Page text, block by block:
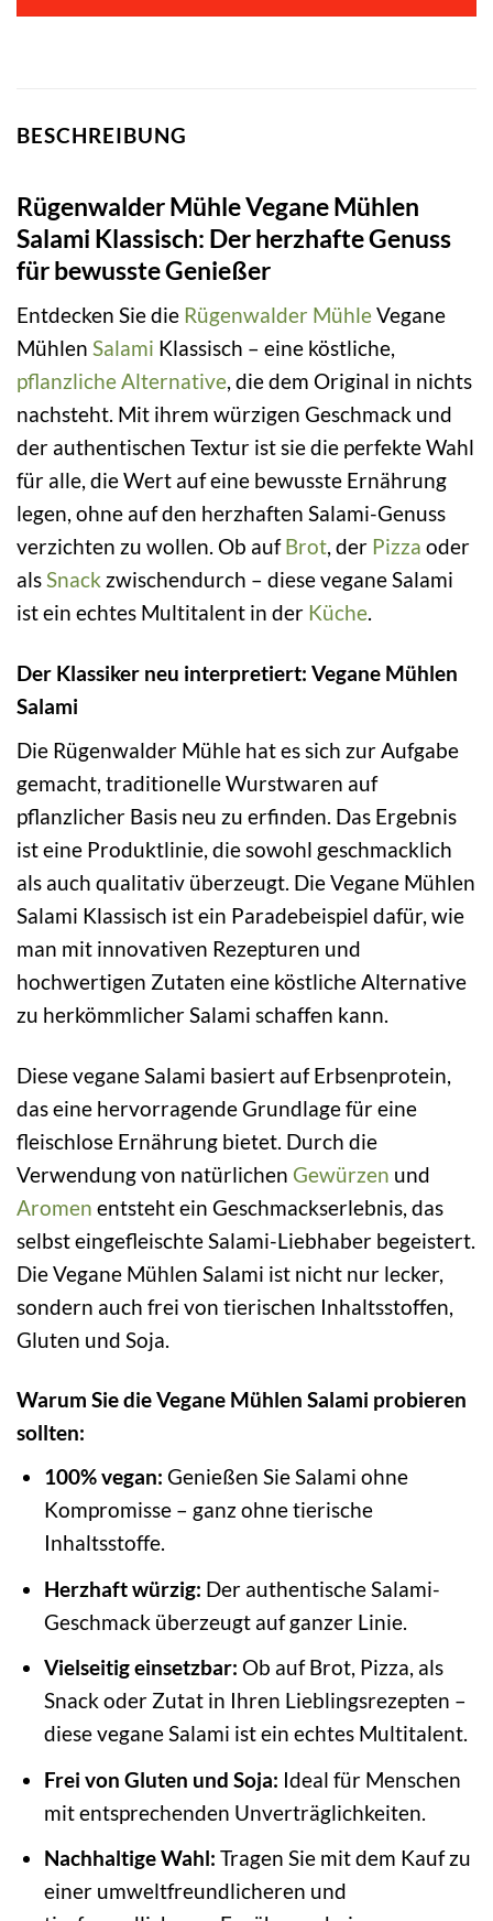
BESCHREIBUNG
Rügenwalder Mühle Vegane Mühlen
Salami Klassisch: Der herzhafte Genuss
für bewusste Genießer
Entdecken Sie die Rügenwalder MühleVegane
Mühlen Salami Klassisch – eine köstliche,
pflanzliche Alternative, die dem Original in nichts
nachsteht. Mit ihrem würzigen Geschmack und
der authentischen Textur ist sie die perfekte Wahl
für alle, die Wert auf eine bewusste Ernährung
legen, ohne auf den herzhaften Salami-Genuss
verzichten zu wollen. Ob aufBrot, der Pizza oder
alsSnack zwischendurch – diese vegane Salami
ist ein echtes Multitalent in der Küche.
Der Klassiker neu interpretiert: Vegane Mühlen
Salami
Die Rügenwalder Mühle hat es sich zur Aufgabe
gemacht, traditionelle Wurstwaren auf
pflanzlicher Basis neu zu erfinden. Das Ergebnis
ist eine Produktlinie, die sowohl geschmacklich
als auch qualitativ überzeugt. Die Vegane Mühlen
Salami Klassisch ist ein Paradebeispiel dafür, wie
man mit innovativen Rezepturen und
hochwertigen Zutaten eine köstliche Alternative
zu herkömmlicher Salami schaffen kann.
Diese vegane Salami basiert auf Erbsenprotein,
das eine hervorragende Grundlage für eine
fleischlose Ernährung bietet. Durch die
Verwendung von natürlichen Gewürzen und
Aromen entsteht ein Geschmackserlebnis, das
selbst eingefleischte Salami-Liebhaber begeistert.
Die Vegane Mühlen Salami ist nicht nur lecker,
sondern auch frei von tierischen Inhaltsstoffen,
Gluten und Soja.
Warum Sie die Vegane Mühlen Salami probieren
sollten:
100% vegan: Genießen Sie Salami ohne
Kompromisse – ganz ohne tierische
Inhaltsstoffe.
Herzhaft würzig: Der authentische Salami-
Geschmack überzeugt auf ganzer Linie.
Vielseitig einsetzbar: Ob auf Brot, Pizza, als
Snack oder Zutat in Ihren Lieblingsrezepten –
diese vegane Salami ist ein echtes Multitalent.
Frei von Gluten und Soja: Ideal für Menschen
mit entsprechenden Unverträglichkeiten.
Nachhaltige Wahl: Tragen Sie mit dem Kauf zu
einer umweltfreundlicheren und